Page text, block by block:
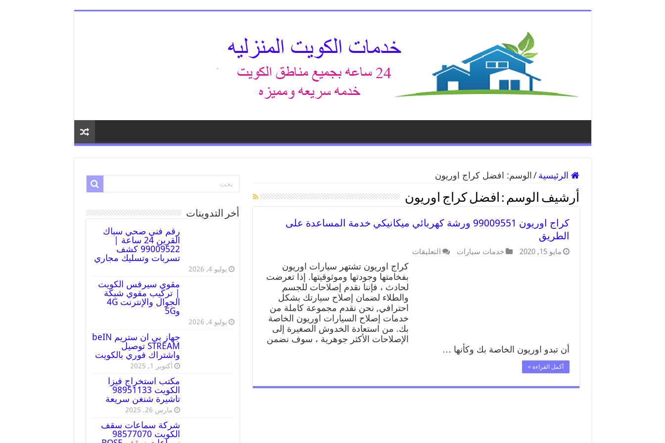
الرئيسية / الوسم: افضل كراج اوريون
أرشيف الوسم : افضل كراج اوريون
كراج اوريون 99009551 ورشة كهربائي ميكانيكي خدمة المساعدة على
الطريق
مايو 15, 2020 خدمات سيارات التعليقات
كراج اوريون تشتهر سيارات اوريون
بفخامتها وجودتها وموثوقيتها. إذا تعرضت
لحادث ، فإننا نقدم إصلاحات للجسم
والطلاء لضمان إصلاح سيارتك بشكل
احترافي, نحن نقدم مجموعة كاملة من
خدمات إصلاح السيارات اوريون الخاصة
بك. من استعادة الخدوش الصغيرة إلى
الإصلاحات الأكثر جوهرية ، سوف نضمن
أن تبدو اوريون الخاصة بك وكأنها …
أكمل القراءة »
أخر التدوينات
رقم فني صحي سباك
القرين 24 ساعة |
99009522 كشف
تسربات وتسليك مجاري
يوليو 4, 2026
مقوي سيرفس الكويت
| تركيب مقوي شبكة
الجوال والإنترنت 4G
و5G
يوليو 4, 2026
جهاز بي ان ستريم beIN
STREAM توصيل
واشتراك فوري بالكويت
أكتوبر 1, 2025
مكتب استخراج فيزا
الكويت 98951133
تاشيرة شنغن سريعة
مارس 26, 2025
شركة سماعات سقف
الكويت 98577070